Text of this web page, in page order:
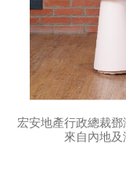
您可隨時向我們申明是
1. 如欲取消收取推廣
2. 以想取消的電郵地
宏安地產行政總裁
來自內地及